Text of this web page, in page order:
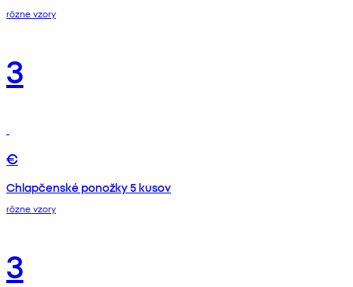
rôzne vzory
3
€
Chlapčenské ponožky 5 kusov
rôzne vzory
3